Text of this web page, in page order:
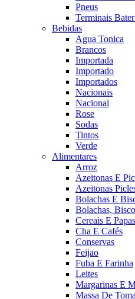
Pneus
Terminais
Bebidas
Agua Tonica
Brancos
Importada
Importado
Importados
Nacionais
Nacional
Rose
Sodas
Tintos
Verde
Alimentares
Arroz
Azeitonas E
Azeitonas
Bolachas E
Bolachas,
Cereais E Papas
Cha E Cafés
Conservas
Feijao
Fuba E Farinha
Leites
Margarinas E
Massa De